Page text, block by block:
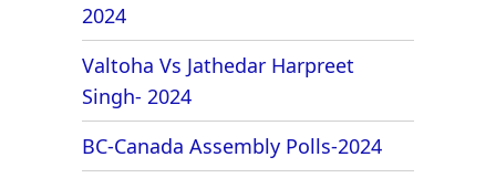
2024
Valtoha Vs Jathedar Harpreet
Singh- 2024
BC-Canada Assembly Polls-2024